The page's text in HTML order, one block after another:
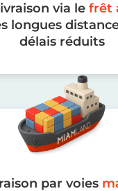
via le frêt
longues
délais réduits
par voies